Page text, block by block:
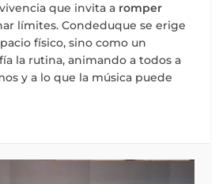
que invita a romper
límites. Condeduque se erige
físico, sino como un
la rutina, animando a todos a
y a lo que la música puede